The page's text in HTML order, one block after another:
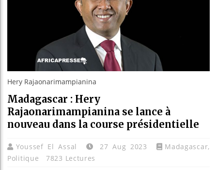
Hery Rajaonarimampianina
Madagascar : Hery
Rajaonarimampianina se lance à
nouveau dans la course présidentielle
Youssef El Assal 27 Aug 2023 Madagascar,
Politique
7823 Lectures